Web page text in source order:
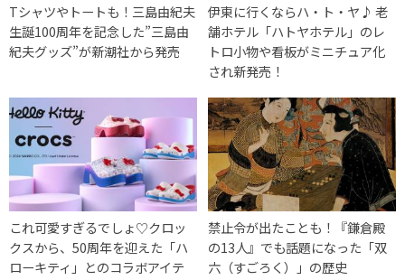
Tシャツやトートも！三島由紀夫
生誕100周年を記念した”三島由
紀夫グッズ”が新潮社から発売
伊東に行くならハ・ト・ヤ♪ 老
舗ホテル「ハトヤホテル」のレ
トロ小物や看板がミニチュア化
され新発売！
これ可愛すぎるでしょ♡クロッ
クスから、50周年を迎えた「ハ
ローキティ」とのコラボアイテ
禁止令が出たことも！『鎌倉殿
の13人』でも話題になった「双
六（すごろく）」の歴史